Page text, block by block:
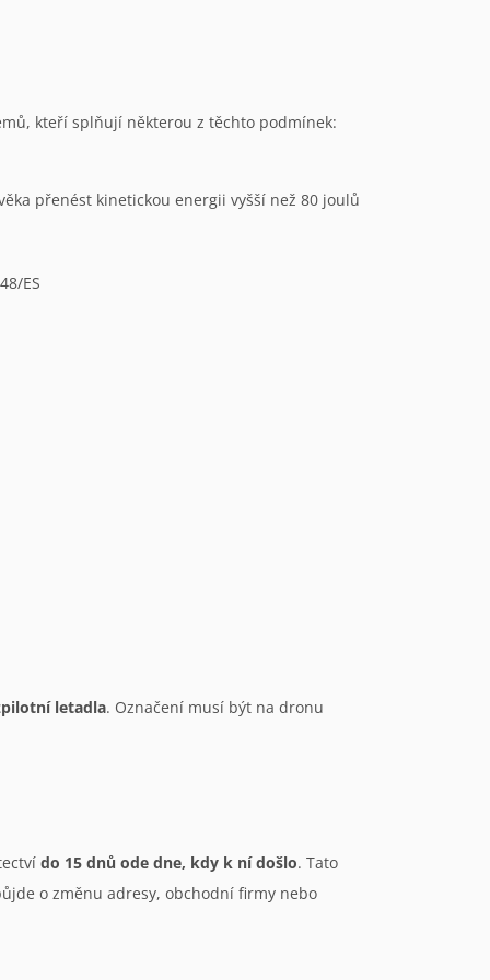
kteří splňují některou z těchto podmínek:
přenést kinetickou energii vyšší než 80 joulů
ES
letadla. Označení musí být na dronu
do 15 dnů ode dne, kdy k ní došlo. Tato
o změnu adresy, obchodní firmy nebo